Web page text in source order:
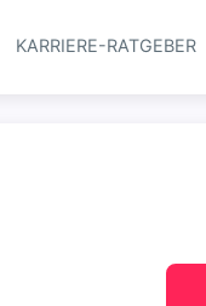
Haupt-Navigation
KARRIERE-RATGEBER